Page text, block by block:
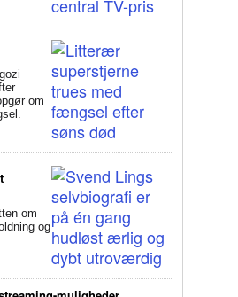
om
om
og